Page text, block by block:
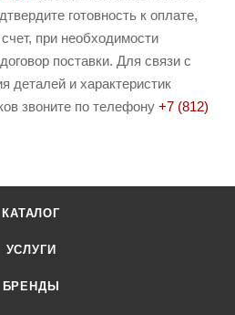
готовность к оплате,
при необходимости
поставки. Для связи с
деталей и характеристик
звоните по телефону +7 (812)
КАТАЛОГ
УСЛУГИ
БРЕНДЫ